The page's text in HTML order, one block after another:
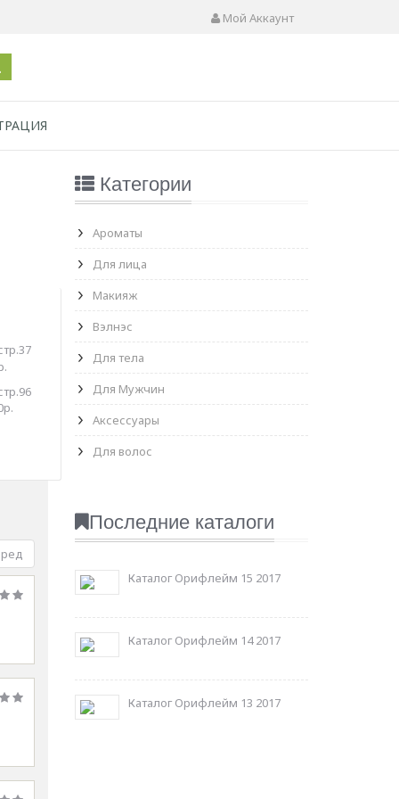
Мой Аккаунт
Категории
Ароматы
Для лица
Макияж
Вэлнэс
Для тела
Для Мужчин
Аксессуары
Для волос
Последние каталоги
Каталог Орифлейм 15 2017
Каталог Орифлейм 14 2017
Каталог Орифлейм 13 2017